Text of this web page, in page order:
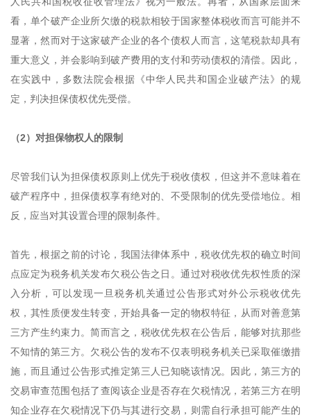
看，单个破产企业所欠缴的税款相较于国家整体税收而言可能并不
显著，然而对于这家破产企业的各个债权人而言，这笔税款却具有
重大意义，并会影响到破产费用的支付和劳动债权的清偿。因此，
在实践中，多数法院会根据《中华人民共和国企业破产法》的规
定，判决担保债权优先受偿。
（2）对担保物权人的限制
尽管我们认为担保债权原则上优先于税收债权，但这并不意味着在
破产程序中，担保债权享有绝对的、不受限制的优先受偿地位。相
反，应当对其设置合理的限制条件。
首先，根据之前的讨论，我国法律体系中，税收优先权的确立时间
点应定为税务机关发布欠税公告之日。通过对税收优先权性质的深
入分析，可以发现一旦税务机关通过公告形式对外公示税收优先
权，其性质便发生转变，开始具备一定的物权特征，从而对善意第
三方产生约束力。简而言之，税收优先权在公告后，能够对抗那些
不知情的第三方。欠税公告的发布不仅表明税务机关已采取催缴措
施，而且通过公告形式推定第三人已知晓该情况。因此，第三方的
交易审查范围包括了查阅该企业是否存在欠税情况，若第三方在明
知企业存在欠税情况下仍与其进行交易，则需自行承担可能产生的